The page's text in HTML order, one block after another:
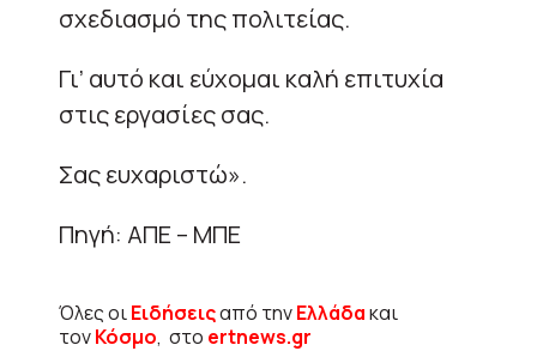
σχεδιασμό της πολιτείας.
Γι’ αυτό και εύχομαι καλή επιτυχία
στις εργασίες σας.
Σας ευχαριστώ».
Πηγή: ΑΠΕ – ΜΠΕ
Όλες οιΕιδήσειςαπό τηνΕλλάδακαι
τονΚόσμο, στο ertnews.gr